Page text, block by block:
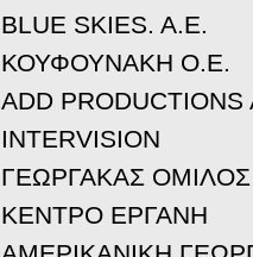
ΒLUE SKIES. A.E.
ΚΟΥΦΟΥΝΑΚΗ Ο.Ε.
ADD PRODUCTIONS
INTERVISION
ΓΕΩΡΓΑΚΑΣ
ΚΕΝΤΡΟ ΕΡΓΑΝΗ